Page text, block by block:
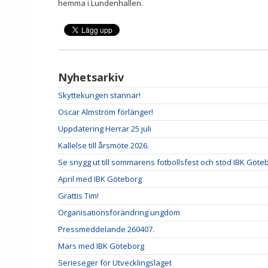
hemma i Lundenhallen.
Nyhetsarkiv
Skyttekungen stannar!
Oscar Almström förlänger!
Uppdatering Herrar 25 juli
Kallelse till årsmöte 2026.
Se snygg ut till sommarens fotbollsfest och stöd IBK
April med IBK Göteborg
Grattis Tim!
Organisationsförändring ungdom
Pressmeddelande 260407.
Mars med IBK Göteborg
Serieseger för Utvecklingslaget